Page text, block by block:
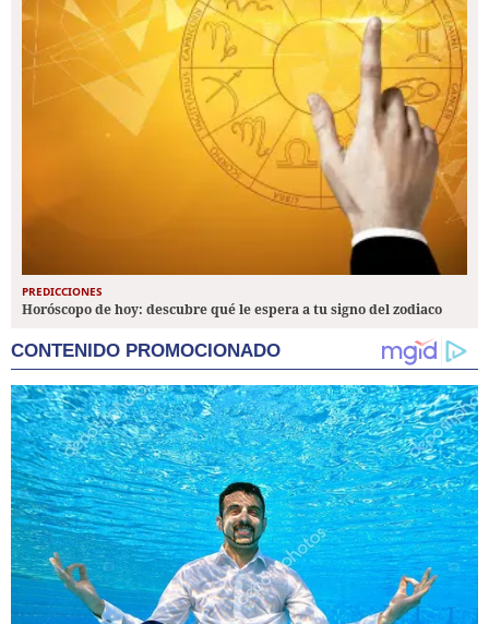
PREDICCIONES
Horóscopo de hoy: descubre qué le espera a tu signo del zodiaco
CONTENIDO PROMOCIONADO